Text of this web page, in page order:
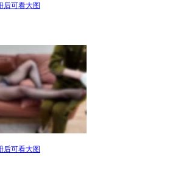
后可看大图
后可看大图